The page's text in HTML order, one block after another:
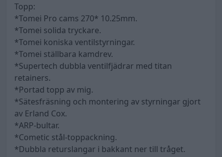
Topp:
*Tomei Pro cams 270* 10.25mm.
*Tomei solida tryckare.
*Tomei koniska ventilstyrningar.
*Tomei ställbara kamdrev.
*Supertech dubbla ventilfjädrar med titan
retainers.
*Portad topp av mig.
*Sätesfräsning och montering av styrningar gjort
av Erland Cox.
*ARP-bultar.
*Cometic stål-toppackning.
*Dubbla returslangar i bakkant ner till tråget.